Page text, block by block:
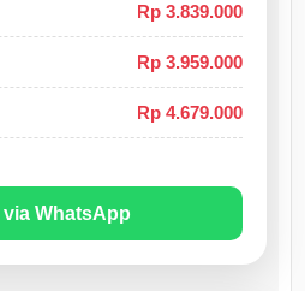
Rp 3.839.000
Rp 3.959.000
Rp 4.679.000
via WhatsApp